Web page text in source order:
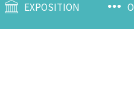
EXPOSITION